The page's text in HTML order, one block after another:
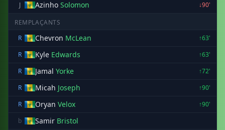
J
Azinho Solomon ↓90'
REMPLAÇANTS
R
Chevron McLean
↑63'
R
Kyle Edwards
↑63'
R
Jamal Yorke
↑72'
R
Micah Joseph
↑90'
R
Oryan Velox
↑90'
b
Samir Bristol